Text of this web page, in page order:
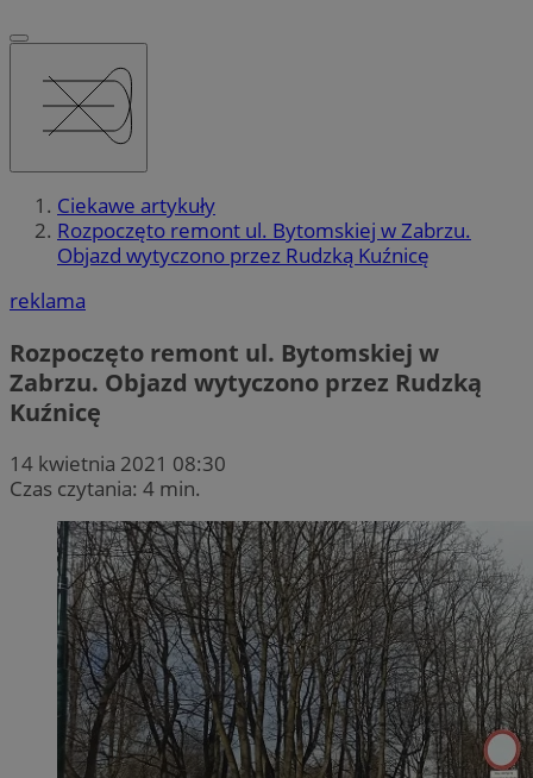
Ciekawe artykuły
Rozpoczęto remont ul. Bytomskiej w Zabrzu.
Objazd wytyczono przez Rudzką Kuźnicę
reklama
Rozpoczęto remont ul. Bytomskiej w
Zabrzu. Objazd wytyczono przez Rudzką
Kuźnicę
14 kwietnia 2021 08:30
Czas czytania: 4 min.